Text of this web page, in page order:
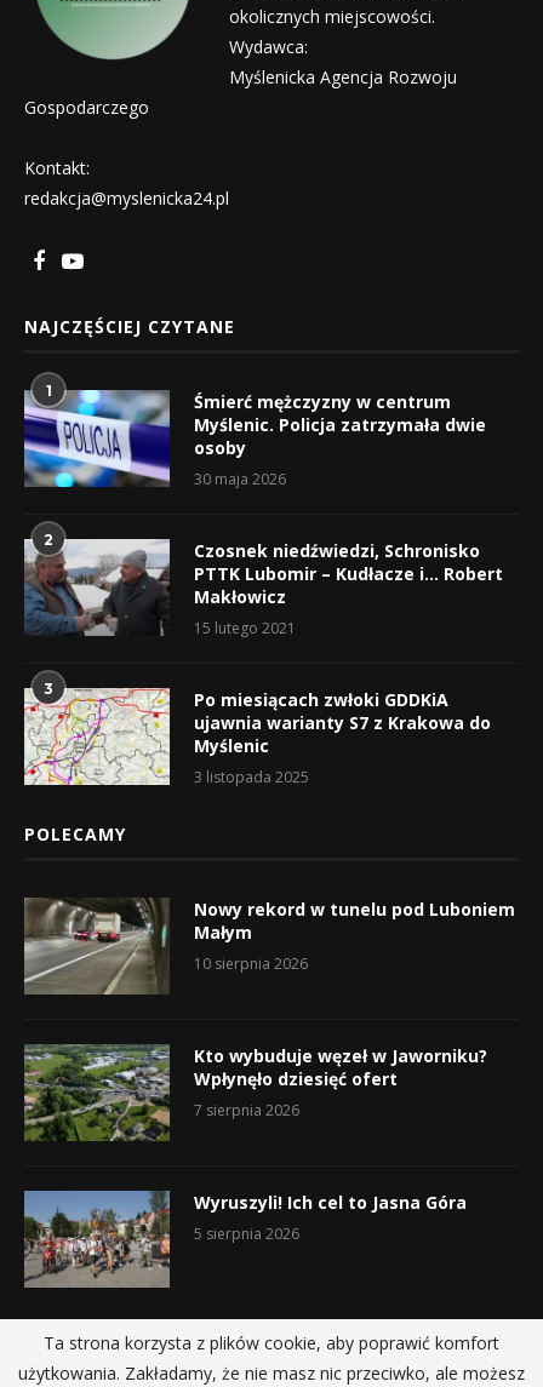
okolicznych miejscowości.
Wydawca:
Myślenicka Agencja Rozwoju
Gospodarczego
Kontakt:
redakcja@myslenicka24.pl
NAJCZĘŚCIEJ CZYTANE
1
Śmierć mężczyzny w centrum
Myślenic. Policja zatrzymała dwie
osoby
30 maja 2026
2
Czosnek niedźwiedzi, Schronisko
PTTK Lubomir – Kudłacze i… Robert
Makłowicz
15 lutego 2021
3
Po miesiącach zwłoki GDDKiA
ujawnia warianty S7 z Krakowa do
Myślenic
3 listopada 2025
POLECAMY
Nowy rekord w tunelu pod Luboniem
Małym
10 sierpnia 2026
Kto wybuduje węzeł w Jaworniku?
Wpłynęło dziesięć ofert
7 sierpnia 2026
Wyruszyli! Ich cel to Jasna Góra
5 sierpnia 2026
Ta strona korzysta z plików cookie, aby poprawić komfort
użytkowania. Zakładamy, że nie masz nic przeciwko, ale możesz